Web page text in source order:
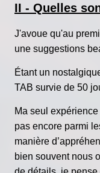
II - Quelles
J'avoue qu'au
une suggestions
Étant un
TAB survie de 50
Ma seul
pas encore parmi
manière
bien souvent nous